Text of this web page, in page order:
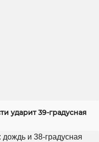
ударит 39-градусная